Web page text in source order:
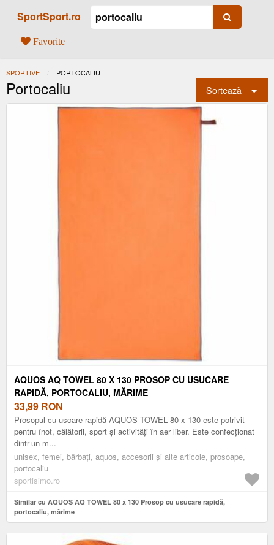
SportSport.ro
Favorite
SPORTIVE ACTUAL:
PORTOCALIU
Portocaliu Sortează
AQUOS AQ TOWEL 80 X 130 PROSOP CU USUCARE
RAPIDĂ, PORTOCALIU, MĂRIME
33,99 RON
Prosopul cu uscare rapidă AQUOS TOWEL 80 x 130 este potrivit
pentru înot, călătorii, sport și activități în aer liber. Este confecționat
dintr-un m...
unisex, femei, bărbați, aquos, accesorii și alte articole, prosoape,
portocaliu
sportisimo.ro
Similar cu AQUOS AQ TOWEL 80 x 130 Prosop cu usucare rapidă,
portocaliu, mărime